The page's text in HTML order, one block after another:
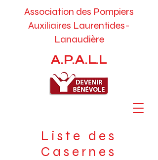
Association des Pompiers
Auxiliaires Laurentides-
Lanaudière
A.P.A.L.L
Liste des
Casernes